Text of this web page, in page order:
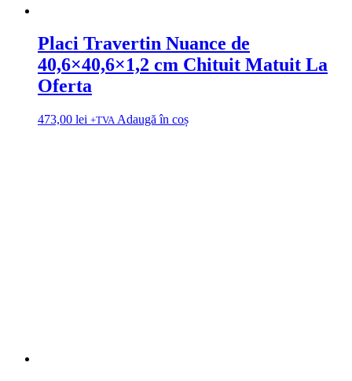
Placi Travertin Nuance de
40,6×40,6×1,2 cm Chituit Matuit La
Oferta
473,00 lei +TVA Adaugă în coș